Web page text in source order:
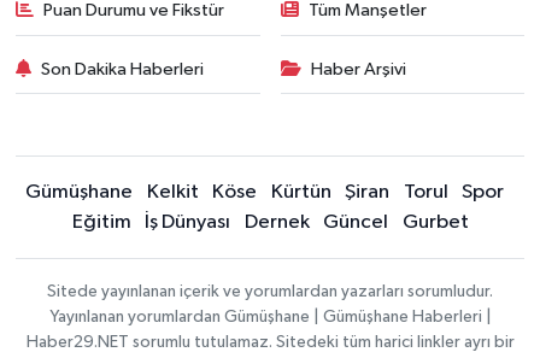
Puan Durumu ve Fikstür Tüm Manşetler
Son Dakika Haberleri Haber Arşivi
Gümüşhane Kelkit Köse Kürtün Şiran Torul
Spor
Eğitim
İş Dünyası Dernek Güncel Gurbet
Sitede yayınlanan içerik ve yorumlardan yazarları sorumludur.
Yayınlanan yorumlardan Gümüşhane | Gümüşhane Haberleri |
Haber29.NET sorumlu tutulamaz. Sitedeki tüm harici linkler ayrı bir